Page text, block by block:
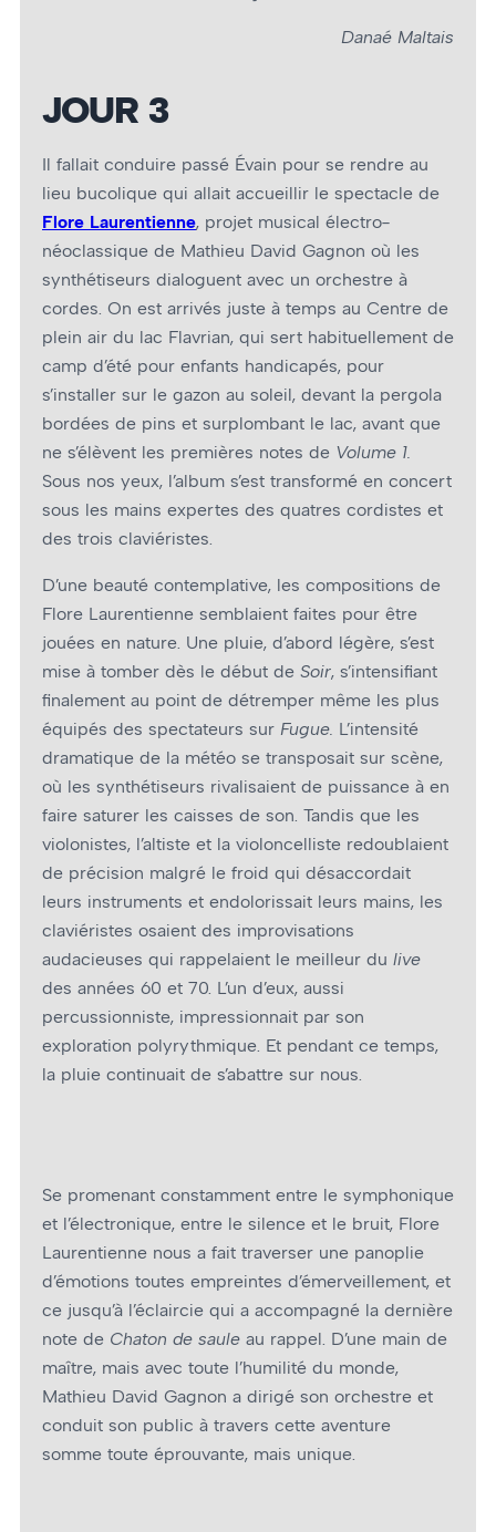
Danaé Maltais
JOUR 3
Il fallait conduire passé Évain pour se rendre au
lieu bucolique qui allait accueillir le spectacle de
Flore Laurentienne, projet musical électro-
néoclassique de Mathieu David Gagnon où les
synthétiseurs dialoguent avec un orchestre à
cordes. On est arrivés juste à temps au Centre de
plein air du lac Flavrian, qui sert habituellement de
camp d’été pour enfants handicapés, pour
s’installer sur le gazon au soleil, devant la pergola
bordées de pins et surplombant le lac, avant que
ne s’élèvent les premières notes de Volume 1.
Sous nos yeux, l’album s’est transformé en concert
sous les mains expertes des quatres cordistes et
des trois claviéristes.
D’une beauté contemplative, les compositions de
Flore Laurentienne semblaient faites pour être
jouées en nature. Une pluie, d’abord légère, s’est
mise à tomber dès le début de Soir, s’intensifiant
finalement au point de détremper même les plus
équipés des spectateurs sur Fugue. L’intensité
dramatique de la météo se transposait sur scène,
où les synthétiseurs rivalisaient de puissance à en
faire saturer les caisses de son. Tandis que les
violonistes, l’altiste et la violoncelliste redoublaient
de précision malgré le froid qui désaccordait
leurs instruments et endolorissait leurs mains, les
claviéristes osaient des improvisations
audacieuses qui rappelaient le meilleur du live
des années 60 et 70. L’un d’eux, aussi
percussionniste, impressionnait par son
exploration polyrythmique. Et pendant ce temps,
la pluie continuait de s’abattre sur nous.
Se promenant constamment entre le symphonique
et l’électronique, entre le silence et le bruit, Flore
Laurentienne nous a fait traverser une panoplie
d’émotions toutes empreintes d’émerveillement, et
ce jusqu’à l’éclaircie qui a accompagné la dernière
note de Chaton de saule au rappel. D’une main de
maître, mais avec toute l’humilité du monde,
Mathieu David Gagnon a dirigé son orchestre et
conduit son public à travers cette aventure
somme toute éprouvante, mais unique.